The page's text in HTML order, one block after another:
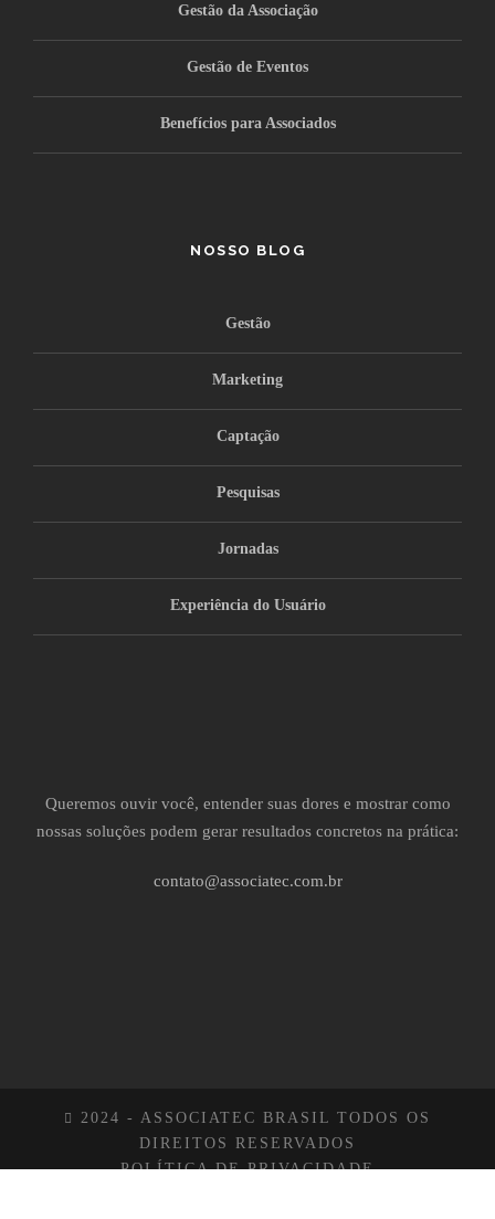
Gestão da Associação
Gestão de Eventos
Benefícios para Associados
NOSSO BLOG
Gestão
Marketing
Captação
Pesquisas
Jornadas
Experiência do Usuário
Queremos ouvir você, entender suas dores e mostrar como
nossas soluções podem gerar resultados concretos na prática:
contato@associatec.com.br
2024 - ASSOCIATEC BRASIL TODOS OS
DIREITOS RESERVADOS
POLÍTICA DE PRIVACIDADE